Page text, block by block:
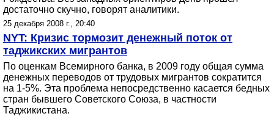
достаточно скучно, говорят аналитики.
25 декабря 2008 г., 20:40
NYT: Кризис тормозит денежный поток от
таджикских мигрантов
По оценкам Всемирного банка, в 2009 году общая сумма
денежных переводов от трудовых мигрантов сократится
на 1-5%. Эта проблема непосредственно касается бедных
стран бывшего Советского Союза, в частности
Таджикистана.